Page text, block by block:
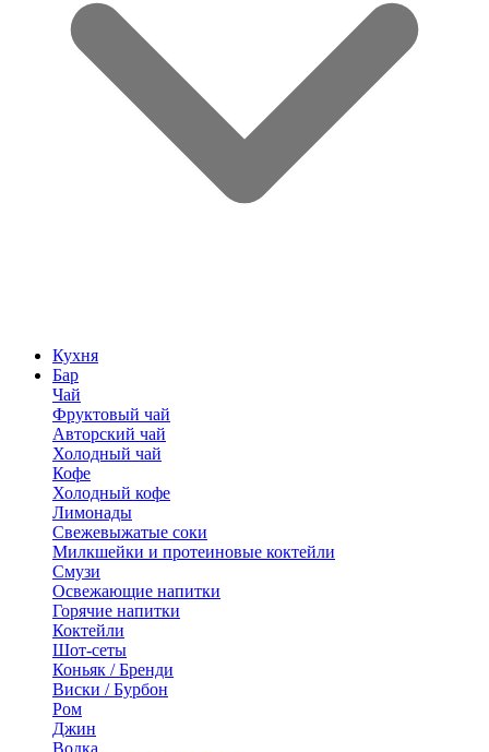
Кухня
Бар
Чай
Фруктовый чай
Авторский чай
Холодный чай
Кофе
Холодный кофе
Лимонады
Свежевыжатые соки
Милкшейки и протеиновые коктейли
Смузи
Освежающие напитки
Горячие напитки
Коктейли
Шот-сеты
Коньяк / Бренди
Виски / Бурбон
Ром
Джин
Водка